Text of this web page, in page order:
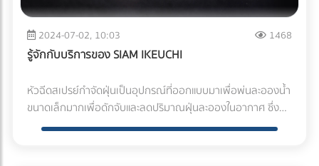
2024-07-02, 10:03 1468
รู้จักกับบริการของ SIAM IKEUCHI
หัวฉีดสเปรย์กำจัดฝุ่นเป็นอุปกรณ์ที่ออกแบบมาเพื่อพ่นละอองน้ำ
ขนาดเล็กมากเพื่อดักจับและลดปริมาณฝุ่นละอองในอากาศ ซึ่ง
ประสิทธิภาพขึ้นอยู่กับขนาดละอองน้ำ ความครอบคลุมพื้นที่ และ